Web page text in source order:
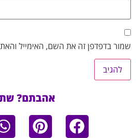
שמור בדפדפן זה את השם, האימייל
אהבתם?